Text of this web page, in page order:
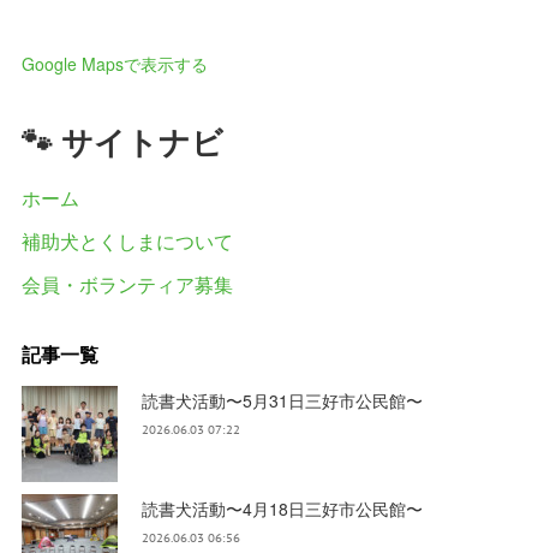
Google Mapsで表示する
🐾 サイトナビ
ホーム
補助犬とくしまについて
会員・ボランティア募集
記事一覧
読書犬活動〜5月31日三好市公民館〜
2026.06.03 07:22
読書犬活動〜4月18日三好市公民館〜
2026.06.03 06:56